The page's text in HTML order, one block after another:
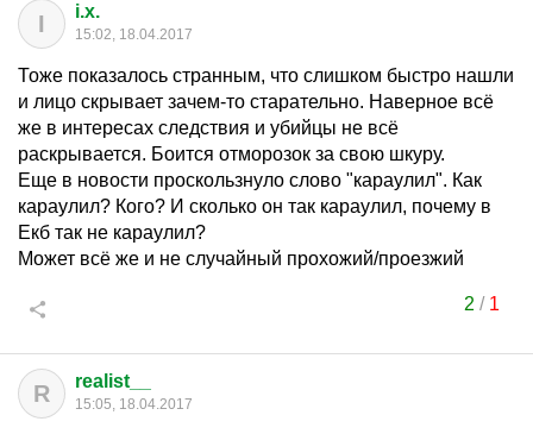
I i.x.
15:02, 18.04.2017
Тоже показалось странным, что слишком быстро нашли
и лицо скрывает зачем-то старательно. Наверное всё
же в интересах следствия и убийцы не всё
раскрывается. Боится отморозок за свою шкуру.
Еще в новости проскользнуло слово "караулил". Как
караулил? Кого? И сколько он так караулил, почему в
Екб так не караулил?
Может всё же и не случайный прохожий/проезжий
2 / 1
R realist__
15:05, 18.04.2017